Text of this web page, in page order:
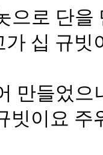
로 단을
가 십 규빗
만들었으
빗이요